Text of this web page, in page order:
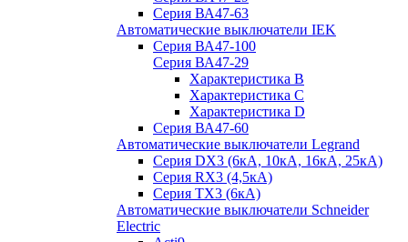
Серия ВА47-63
Автоматические выключатели IEK
Серия ВА47-100
Серия ВА47-29
Характеристика B
Характеристика C
Характеристика D
Серия ВА47-60
Автоматические выключатели Legrand
Серия DX3 (6кА, 10кА, 16кА, 25кА)
Серия RX3 (4,5кА)
Серия TX3 (6кА)
Автоматические выключатели Schneider
Electric